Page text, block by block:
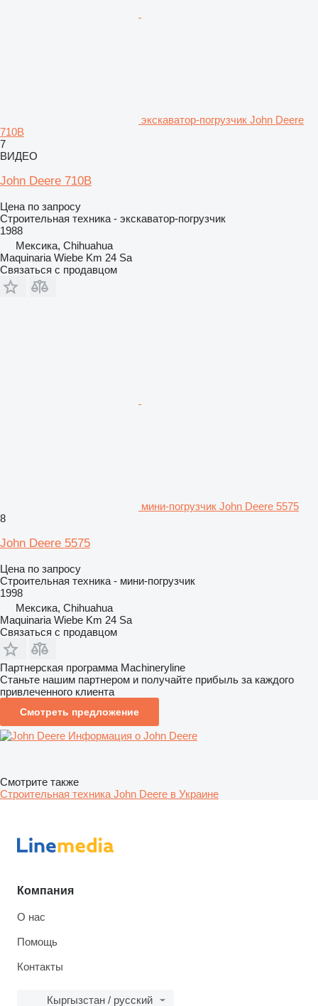
экскаватор-погрузчик John Deere
710B
7
ВИДЕО
John Deere 710B
Цена по запросу
Строительная техника - экскаватор-погрузчик
1988
Мексика, Chihuahua
Maquinaria Wiebe Km 24 Sa
Связаться с продавцом
мини-погрузчик John Deere 5575
8
John Deere 5575
Цена по запросу
Строительная техника - мини-погрузчик
1998
Мексика, Chihuahua
Maquinaria Wiebe Km 24 Sa
Связаться с продавцом
Партнерская программа Machineryline
Станьте нашим партнером и получайте прибыль за каждого
привлеченного клиента
Смотреть предложение
Информация о John Deere
Смотрите также
Строительная техника John Deere в Украине
Компания
О нас
Помощь
Контакты
Кыргызстан / русский